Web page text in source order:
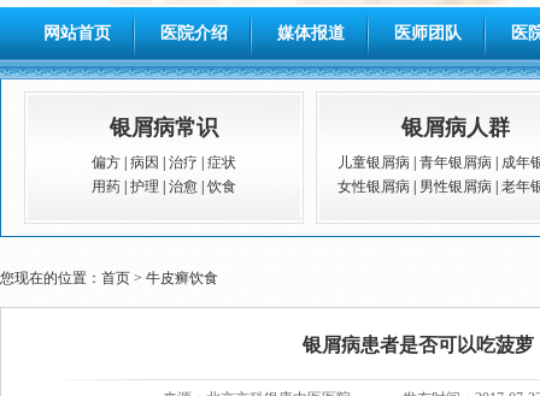
网站首页 医院介绍 媒体报道 医师团队 医
银屑病常识
偏方 病因 治疗
症状
用药 护理 治愈 饮食
银屑病人群
儿童银屑病 青年银屑病
成年
女性银屑病
男性银屑病 老年
您现在的位置： 首页 > 牛皮癣饮食
银屑病患者是否可以吃菠萝